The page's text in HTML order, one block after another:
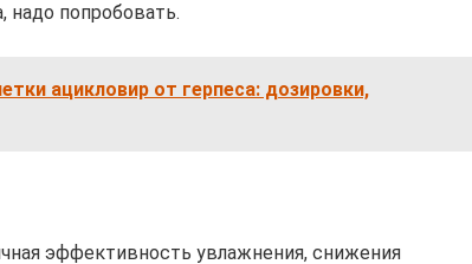
попробовать.
ацикловир от герпеса: дозировки,
эффективность увлажнения, снижения